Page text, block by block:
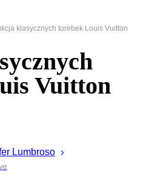
klasycznych torebek Louis Vuitton
Vuitton
Lumbroso